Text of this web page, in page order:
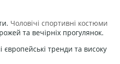
Чоловічі спортивні костюми
та вечірніх прогулянок.
тренди та високу